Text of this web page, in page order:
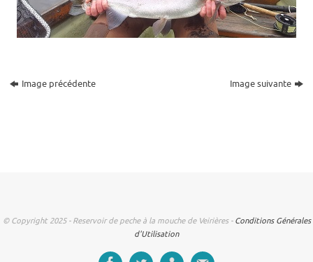
Image précédente Image suivante
© Copyright 2025 - Reservoir de peche à la mouche de Veirières - Conditions Générales
d'Utilisation